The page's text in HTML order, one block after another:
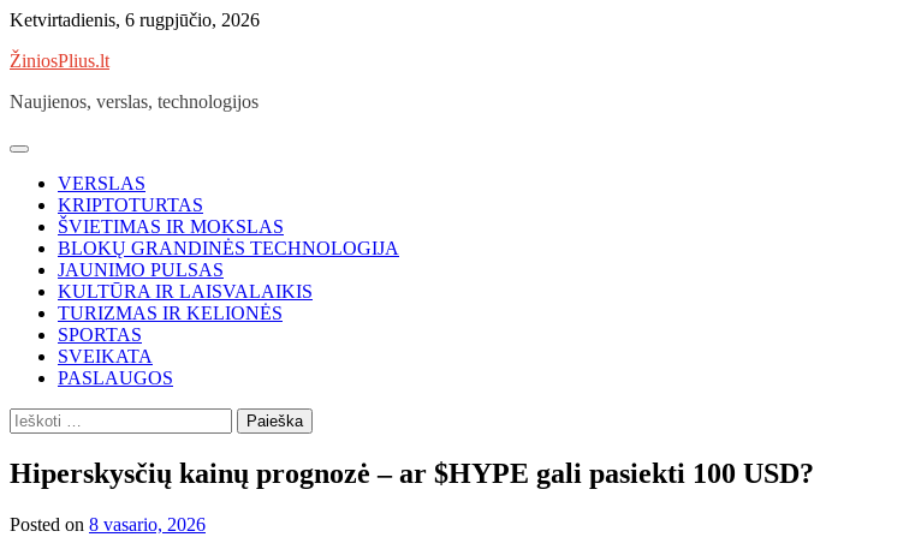
Skip
content
Ketvirtadienis, 6 rugpjūčio, 2026
ŽiniosPlius.lt
Naujienos, verslas, technologijos
VERSLAS
KRIPTOTURTAS
ŠVIETIMAS IR MOKSLAS
BLOKŲ GRANDINĖS TECHNOLOGIJA
JAUNIMO PULSAS
KULTŪRA IR LAISVALAIKIS
TURIZMAS IR KELIONĖS
SPORTAS
SVEIKATA
PASLAUGOS
Ieškoti:
Hiperskysčių kainų prognozė – ar $HYPE gali pasiekti 100 USD?
Posted on 8 vasario, 2026